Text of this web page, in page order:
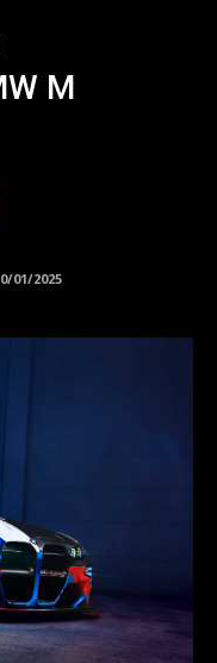
M
01/2025